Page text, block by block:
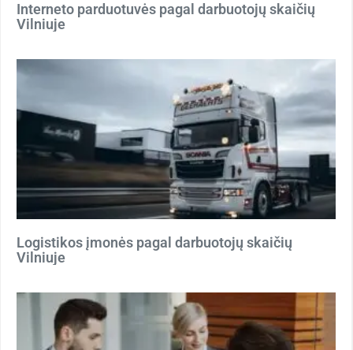
Interneto parduotuvės pagal darbuotojų skaičių
Vilniuje
Logistikos įmonės pagal darbuotojų skaičių
Vilniuje